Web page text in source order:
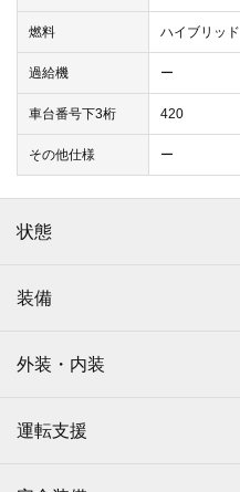
燃料 ハイブリッド
過給機 ー
車台番号下3桁 420
その他仕様 ー
状態
装備
外装・内装
運転支援